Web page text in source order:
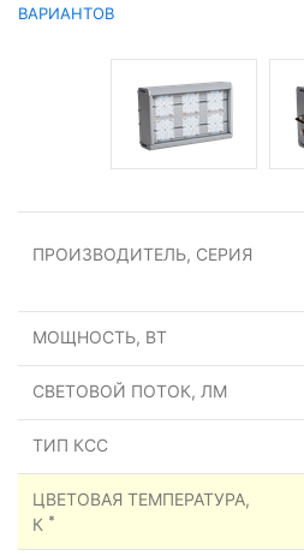
ВАРИАНТОВ
ПРОИЗВОДИТЕЛЬ, СЕРИЯ
МОЩНОСТЬ, ВТ
СВЕТОВОЙ ПОТОК, ЛМ
ТИП КСС
ЦВЕТОВАЯ ТЕМПЕРАТУРА,
К *